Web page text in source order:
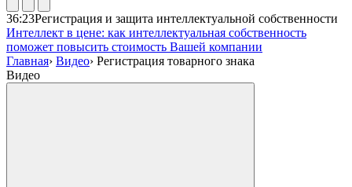
36:23Регистрация и защита интеллектуальной собственности
Интеллект в цене: как интеллектуальная собственность
поможет повысить стоимость Вашей компании
Главная› Видео› Регистрация товарного знака
Видео